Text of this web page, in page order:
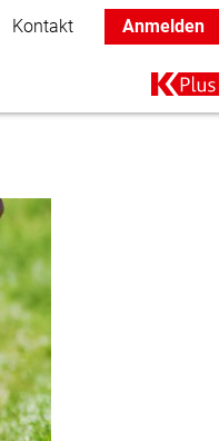
Kontakt Anmelden
Main
K+